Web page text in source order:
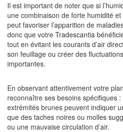
Il est important de noter que si
une combinaison de forte humidité
peut favoriser l’apparition de
donc que votre Tradescantia
tout en évitant les courants d’air
son feuillage ou créer des
importantes.
En observant attentivement votre
reconnaître ses besoins spécifiques
extrémités brunes peuvent indiquer
que des taches noires ou molles
ou une mauvaise circulation d’air.